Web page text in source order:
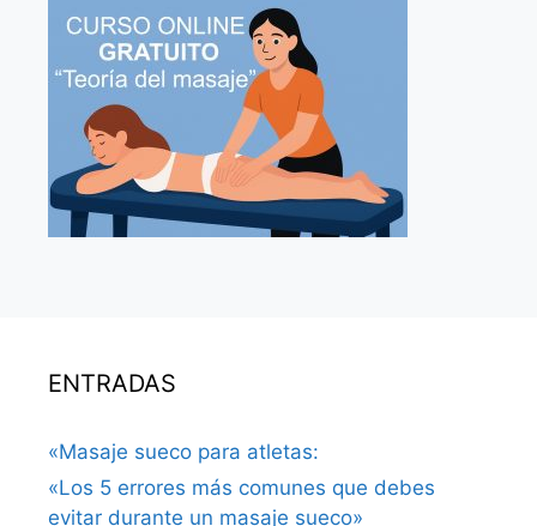
ENTRADAS
«Masaje sueco para atletas:
«Los 5 errores más comunes que debes
evitar durante un masaje sueco»